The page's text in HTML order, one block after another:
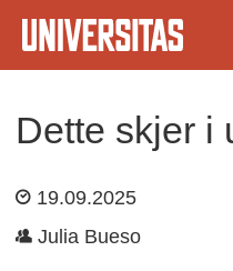
Dette skjer i
19.09.2025
Julia Bueso